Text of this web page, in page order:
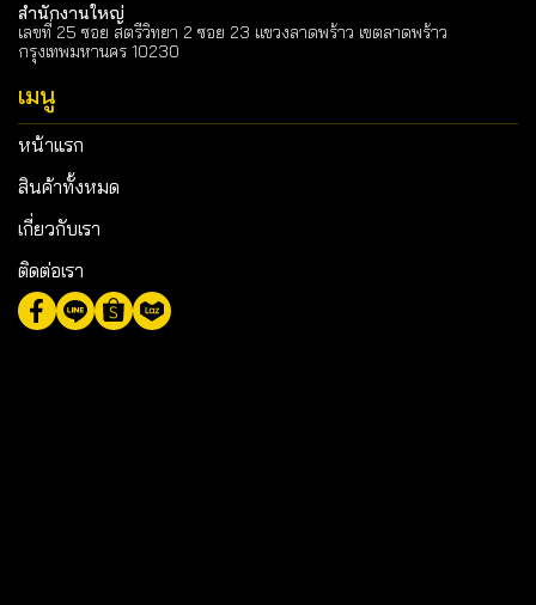
สำนักงานใหญ่
เลขที่ 25 ซอย สตรีวิทยา 2 ซอย 23 แขวงลาดพร้าว เขตลาดพร้าว
กรุงเทพมหานคร 10230
เมนู
หน้าแรก
สินค้าทั้งหมด
เกี่ยวกับเรา
ติดต่อเรา